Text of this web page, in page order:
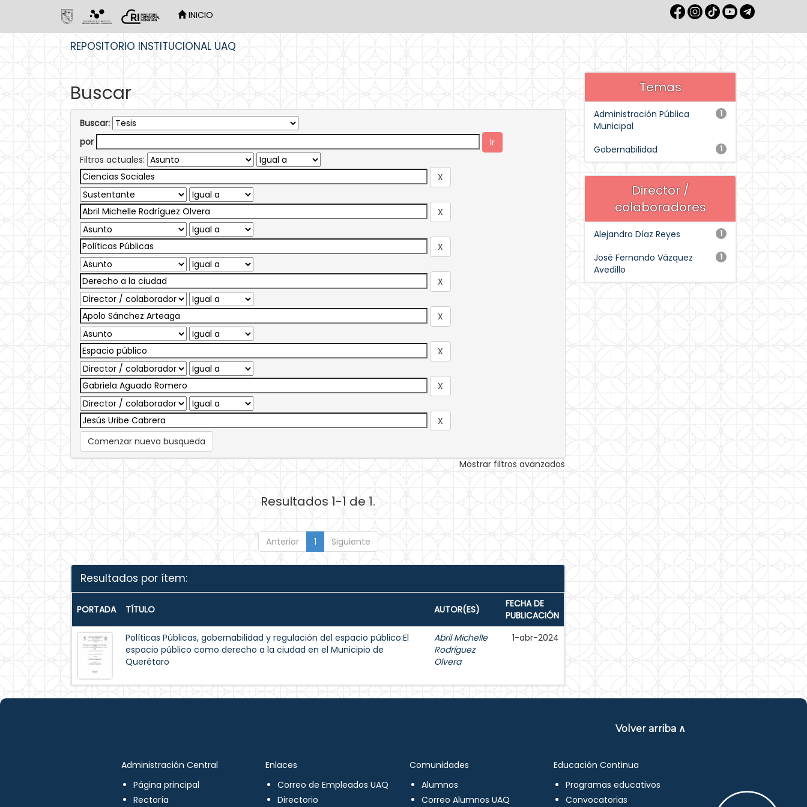
INICIO
REPOSITORIO INSTITUCIONAL UAQ
Buscar
Buscar:
por
Filtros actuales:
Comenzar nueva busqueda
Mostrar filtros avanzados
Resultados 1-1 de 1.
Anterior 1 Siguiente
Resultados por ítem:
PORTADA TÍTULO AUTOR(ES)
FECHA DE
PUBLICACIÓN
Políticas Públicas, gobernabilidad y regulación del espacio público:El
espacio público como derecho a la ciudad en el Municipio de
Querétaro
Abril Michelle
Rodríguez
Olvera
1-abr-2024
Temas
1
Administración Pública
Municipal
1
Gobernabilidad
Director /
colaboradores
1
Alejandro Díaz Reyes
1
José Fernando Vázquez
Avedillo
Volver arriba ∧
Administración Central
Página principal
Rectoría
Enlaces
Correo de Empleados UAQ
Directorio
Comunidades
Alumnos
Correo Alumnos UAQ
Educación Continua
Programas educativos
Convocatorias